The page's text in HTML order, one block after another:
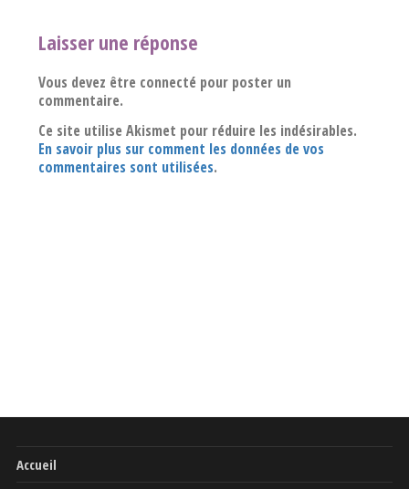
Laisser une réponse
Vous devez être connecté pour poster un
commentaire.
Ce site utilise Akismet pour réduire les indésirables.
En savoir plus sur comment les données de vos
commentaires sont utilisées.
Accueil